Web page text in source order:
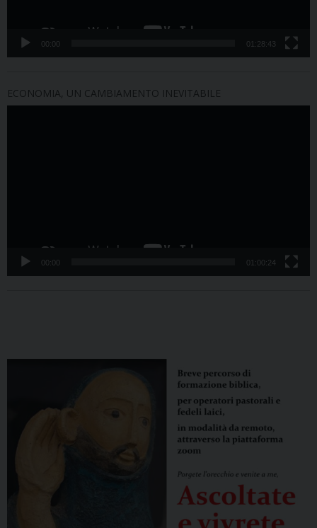
00:00 01:28:43
ECONOMIA, UN CAMBIAMENTO INEVITABILE
00:00 01:00:24